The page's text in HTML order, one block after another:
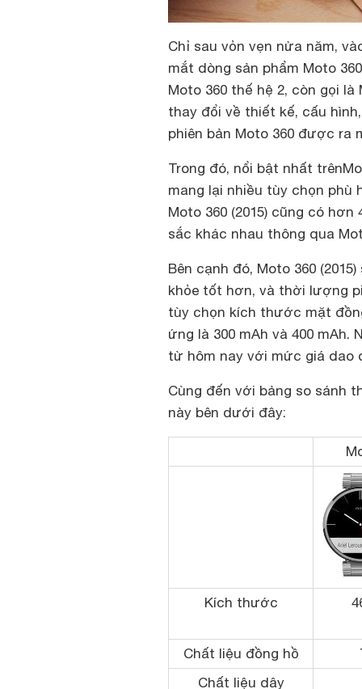
Chỉ sau vỏn vẹn nửa năm,
mắt dòng sản phẩm Moto
Moto 360 thế hệ 2, còn gọi là
thay đổi về thiết kế, cấu
phiên bản Moto 360 được ra
Trong đó, nổi bật nhất trênM
mang lại nhiều tùy chọn phù
Moto 360 (2015) cũng có
sắc khác nhau thông qua
Bên cạnh đó, Moto 360
khỏe tốt hơn, và thời lượng
tùy chọn kích thước mặt
ứng là 300 mAh và 400 mAh.
từ hôm nay với mức giá dao
Cùng đến với bảng so sánh
này bên dưới đây:
Kích thước
Chất liệu đồng hồ
Chất liệu dây